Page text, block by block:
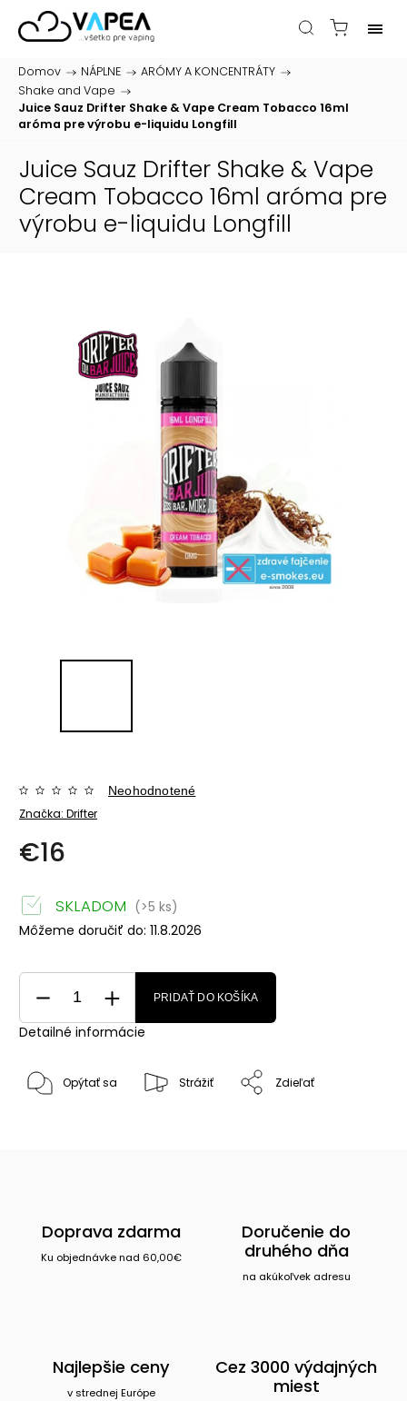
Domov / NÁPLNE / ARÓMY A KONCENTRÁTY /
Shake and Vape /
Juice Sauz Drifter Shake & Vape Cream Tobacco 16ml
aróma pre výrobu e-liquidu Longfill
Juice Sauz Drifter Shake & Vape
Cream Tobacco 16ml aróma pre
výrobu e-liquidu Longfill
Značka: Drifter
Neohodnotené
€16
SKLADOM (>5 ks)
Môžeme doručiť do: 11.8.2026
PRIDAŤ DO KOŠÍKA
Detailné informácie
Opýtať sa Strážiť Zdieľať
Doprava zdarma
Ku objednávke nad 60,00€
Doručenie do
druhého dňa
na akúkoľvek adresu
Najlepšie ceny
v strednej Európe
Cez 3000 výdajných
miest